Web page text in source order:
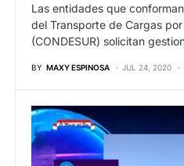
Las entidades que
del Transporte de Cargas
(CONDESUR) solicitan
BY MAXY ESPINOSA JUL 24, 2020